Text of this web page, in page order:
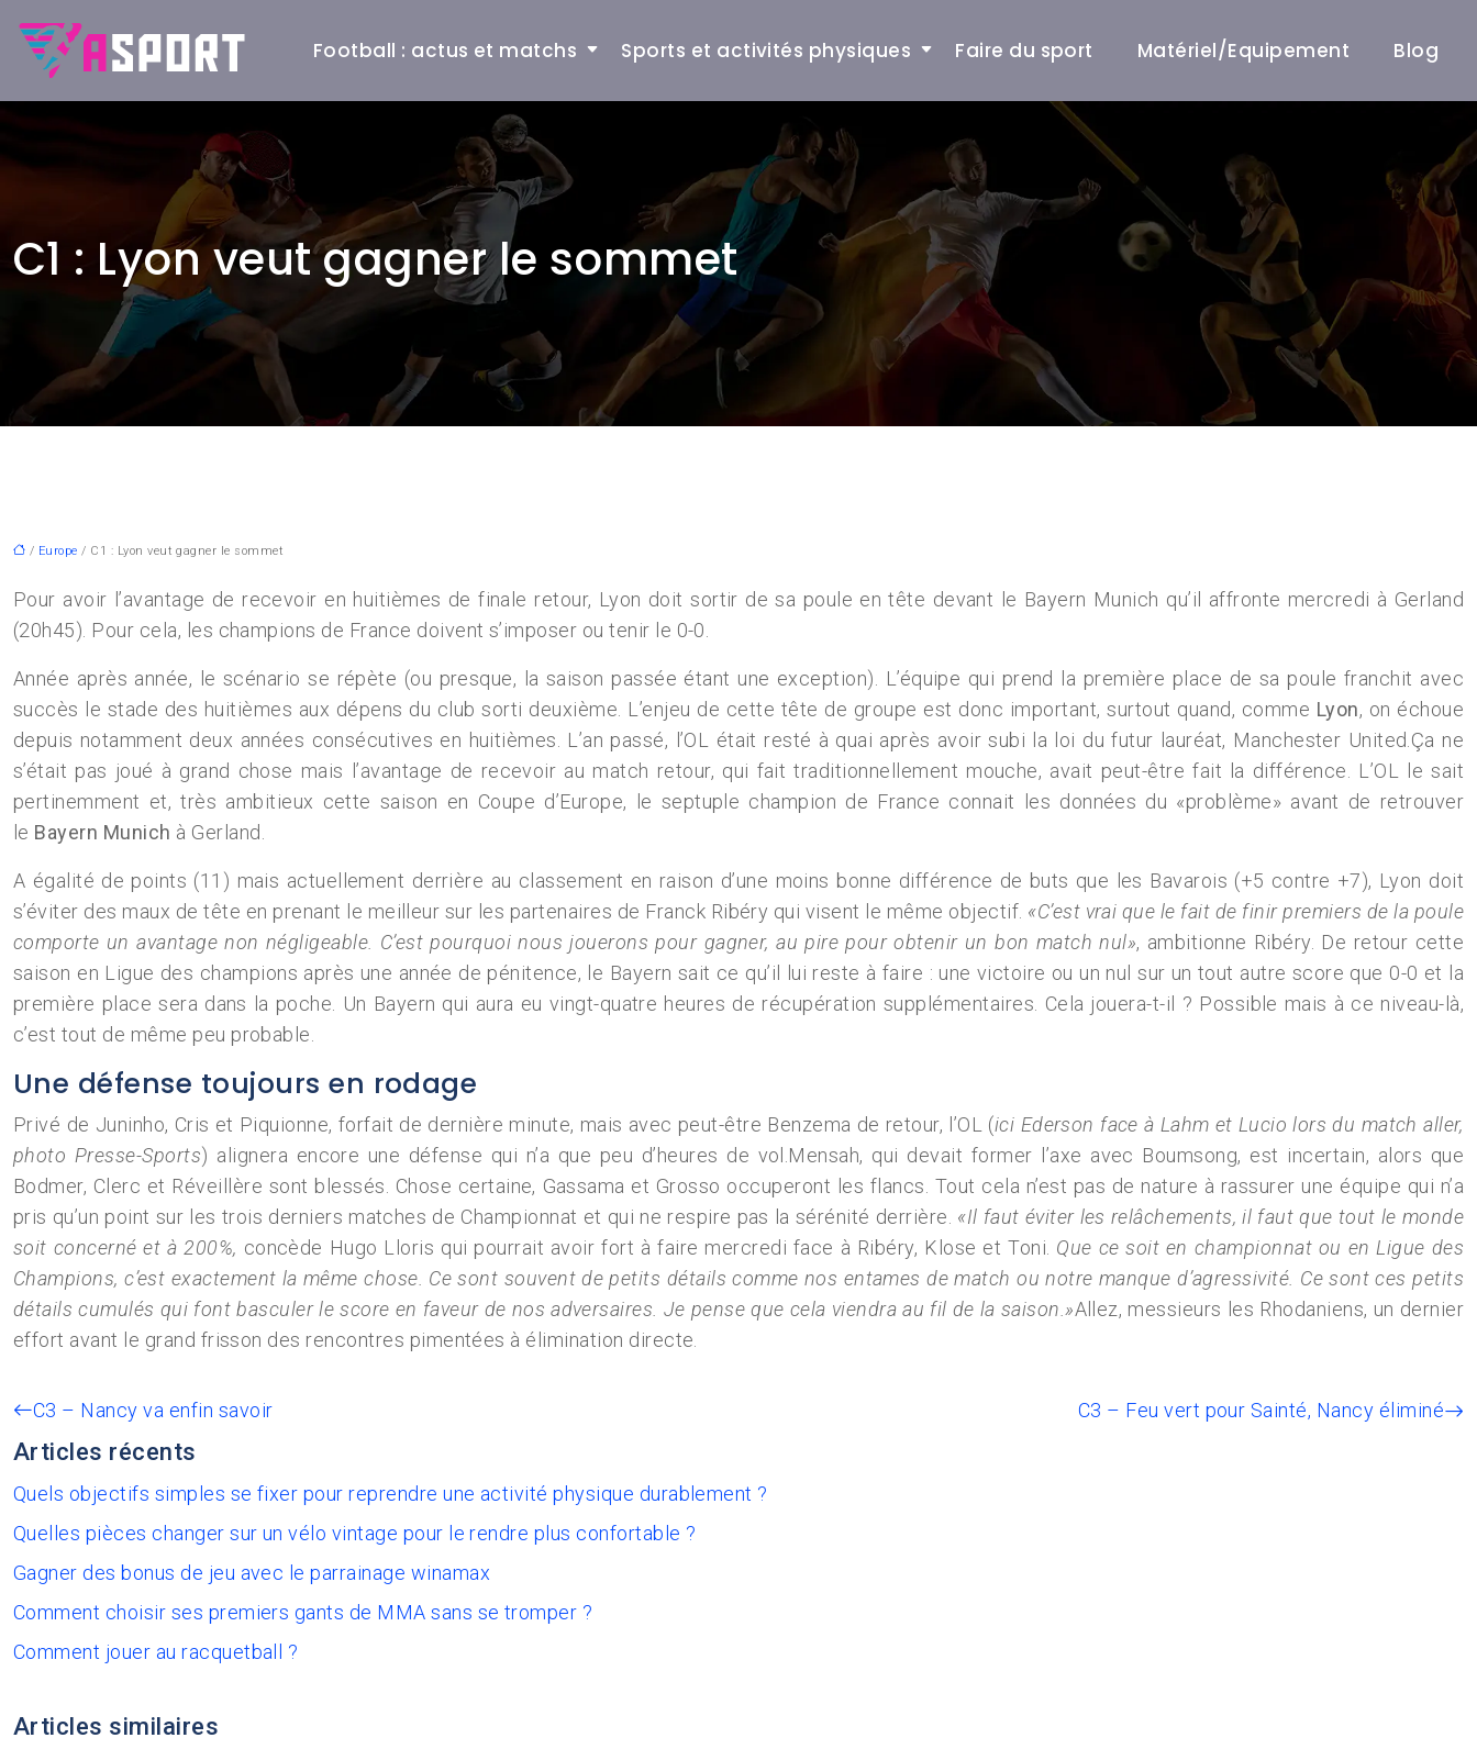
Football : actus et matchs Sports et activités physiques Faire du sport Matériel/Equipement Blog
C1 : Lyon veut gagner le sommet
/ Europe / C1 : Lyon veut gagner le sommet
Pour avoir l’avantage de recevoir en huitièmes de finale retour, Lyon doit sortir de sa poule en tête devant le Bayern Munich qu’il affronte mercredi à Gerland
(20h45). Pour cela, les champions de France doivent s’imposer ou tenir le 0-0.
Année après année, le scénario se répète (ou presque, la saison passée étant une exception). L’équipe qui prend la première place de sa poule franchit avec
succès le stade des huitièmes aux dépens du club sorti deuxième. L’enjeu de cette tête de groupe est donc important, surtout quand, comme Lyon, on échoue
depuis notamment deux années consécutives en huitièmes. L’an passé, l’OL était resté à quai après avoir subi la loi du futur lauréat, Manchester United.Ça ne
s’était pas joué à grand chose mais l’avantage de recevoir au match retour, qui fait traditionnellement mouche, avait peut-être fait la différence. L’OL le sait
pertinemment et, très ambitieux cette saison en Coupe d’Europe, le septuple champion de France connait les données du «problème» avant de retrouver
le Bayern Munich à Gerland.
A égalité de points (11) mais actuellement derrière au classement en raison d’une moins bonne différence de buts que les Bavarois (+5 contre +7), Lyon doit
s’éviter des maux de tête en prenant le meilleur sur les partenaires de Franck Ribéry qui visent le même objectif. «C’est vrai que le fait de finir premiers de la poule
comporte un avantage non négligeable. C’est pourquoi nous jouerons pour gagner, au pire pour obtenir un bon match nul», ambitionne Ribéry. De retour cette
saison en Ligue des champions après une année de pénitence, le Bayern sait ce qu’il lui reste à faire : une victoire ou un nul sur un tout autre score que 0-0 et la
première place sera dans la poche. Un Bayern qui aura eu vingt-quatre heures de récupération supplémentaires. Cela jouera-t-il ? Possible mais à ce niveau-là,
c’est tout de même peu probable.
Une défense toujours en rodage
Privé de Juninho, Cris et Piquionne, forfait de dernière minute, mais avec peut-être Benzema de retour, l’OL (ici Ederson face à Lahm et Lucio lors du match aller,
photo Presse-Sports) alignera encore une défense qui n’a que peu d’heures de vol.Mensah, qui devait former l’axe avec Boumsong, est incertain, alors que
Bodmer, Clerc et Réveillère sont blessés. Chose certaine, Gassama et Grosso occuperont les flancs. Tout cela n’est pas de nature à rassurer une équipe qui n’a
pris qu’un point sur les trois derniers matches de Championnat et qui ne respire pas la sérénité derrière. «Il faut éviter les relâchements, il faut que tout le monde
soit concerné et à 200%, concède Hugo Lloris qui pourrait avoir fort à faire mercredi face à Ribéry, Klose et Toni. Que ce soit en championnat ou en Ligue des
Champions, c’est exactement la même chose. Ce sont souvent de petits détails comme nos entames de match ou notre manque d’agressivité. Ce sont ces petits
détails cumulés qui font basculer le score en faveur de nos adversaires. Je pense que cela viendra au fil de la saison.»Allez, messieurs les Rhodaniens, un dernier
effort avant le grand frisson des rencontres pimentées à élimination directe.
C3 – Nancy va enfin savoir C3 – Feu vert pour Sainté, Nancy éliminé
Articles récents
Quels objectifs simples se fixer pour reprendre une activité physique durablement ?
Quelles pièces changer sur un vélo vintage pour le rendre plus confortable ?
Gagner des bonus de jeu avec le parrainage winamax
Comment choisir ses premiers gants de MMA sans se tromper ?
Comment jouer au racquetball ?
Articles similaires